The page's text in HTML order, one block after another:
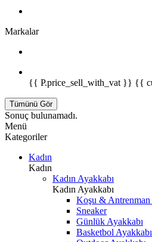
Markalar
{{ P.price_sell_with_vat }} {{
Tümünü Gör
Sonuç bulunamadı.
Menü
Kategoriler
Kadın
Kadın
Kadın Ayakkabı
Kadın Ayakkabı
Koşu & Antrenman
Sneaker
Günlük Ayakkabı
Basketbol